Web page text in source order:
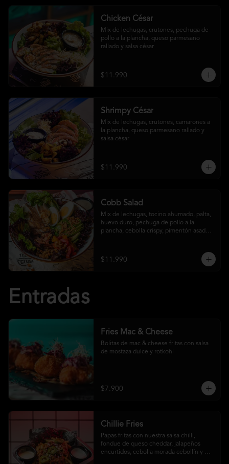
Chicken César
Mix de lechugas, crutones, pechuga de
pollo a la plancha, queso parmesano
rallado y salsa césar
$11.990
Shrimpy César
Mix de lechugas, crutones, camarones a
la plancha, queso parmesano rallado y
salsa césar
$11.990
Cobb Salad
Mix de lechugas, tocino ahumado, palta,
huevo duro, pechuga de pollo a la
plancha, cebolla crispy, pimentón asado,
$11.990
Entradas
Fries Mac & Cheese
Bolitas de mac & cheese fritas con salsa
de mostaza dulce y rotkohl
$7.900
Chillie Fries
Papas fritas con nuestra salsa chilli,
fondue de queso cheddar, jalapeños
encurtidos, cebolla morada cebollín y